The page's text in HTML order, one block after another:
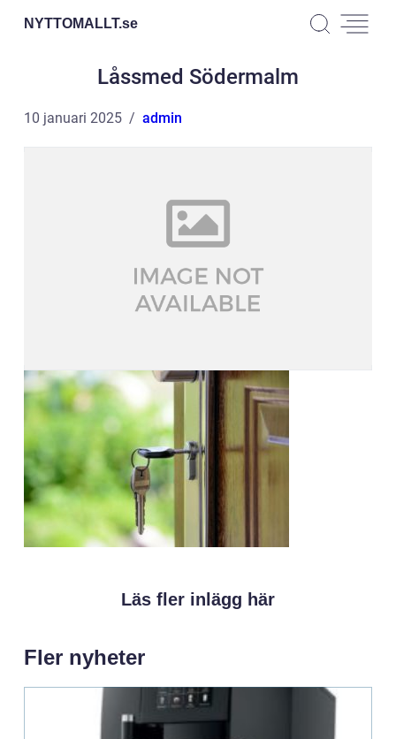
NYTTOMALLT.se
Låssmed Södermalm
10 januari 2025 admin
Läs fler inlägg här
Fler nyheter